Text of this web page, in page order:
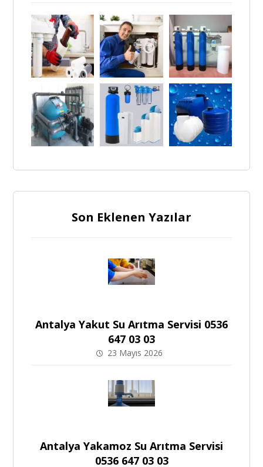
Son Eklenen Yazılar
Antalya Yakut Su Arıtma Servisi 0536
647 03 03
23 Mayıs 2026
Antalya Yakamoz Su Arıtma Servisi
0536 647 03 03